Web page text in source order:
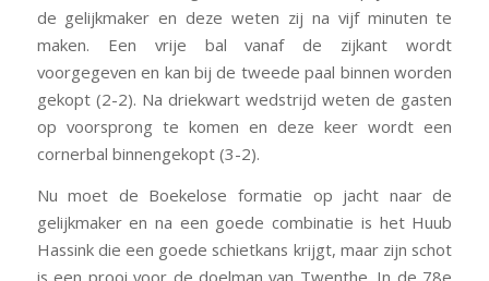
de gelijkmaker en deze weten zij na vijf minuten te
maken. Een vrije bal vanaf de zijkant wordt
voorgegeven en kan bij de tweede paal binnen worden
gekopt (2-2). Na driekwart wedstrijd weten de gasten
op voorsprong te komen en deze keer wordt een
cornerbal binnengekopt (3-2).
Nu moet de Boekelose formatie op jacht naar de
gelijkmaker en na een goede combinatie is het Huub
Hassink die een goede schietkans krijgt, maar zijn schot